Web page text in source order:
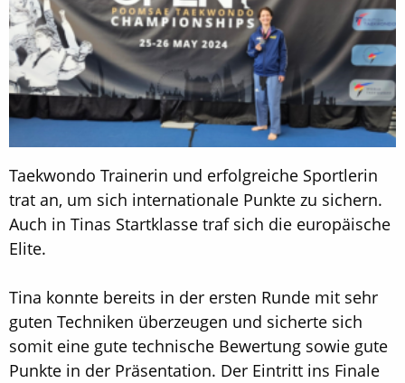
Taekwondo Trainerin und erfolgreiche Sportlerin
trat an, um sich internationale Punkte zu sichern.
Auch in Tinas Startklasse traf sich die europäische
Elite.
Tina konnte bereits in der ersten Runde mit sehr
guten Techniken überzeugen und sicherte sich
somit eine gute technische Bewertung sowie gute
Punkte in der Präsentation. Der Eintritt ins Finale